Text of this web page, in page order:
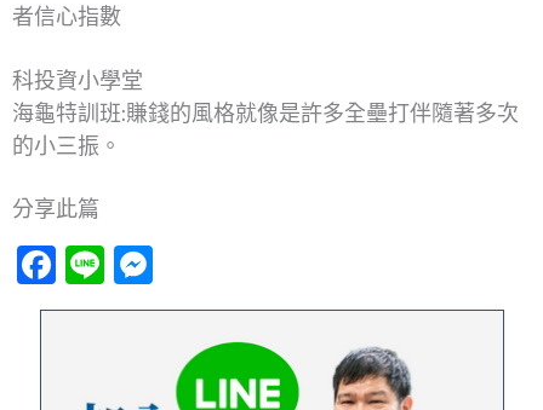
者信心指數
科投資小學堂
海龜特訓班:賺錢的風格就像是許多全壘打伴隨著多次
的小三振。
分享此篇
Facebook
Line